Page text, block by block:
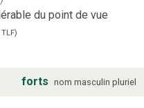
du point de vue
TLF)
forts nom masculin pluriel